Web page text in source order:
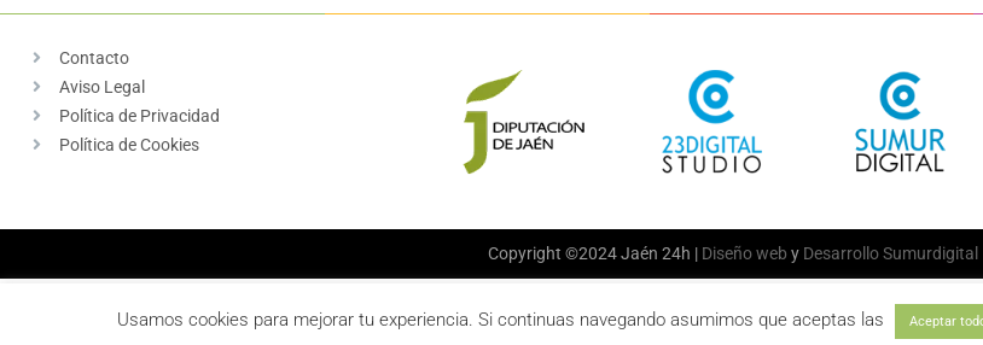
Contacto
Aviso Legal
Política de Privacidad
Política de Cookies
Copyright ©2024 Jaén 24h | Diseño web y DesarrolloSumurdigital
Usamos cookies para mejorar tu experiencia. Si continuas navegando asumimos que aceptas las Aceptar